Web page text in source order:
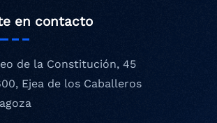
en contacto
de la Constitución, 45
Ejea de los Caballeros